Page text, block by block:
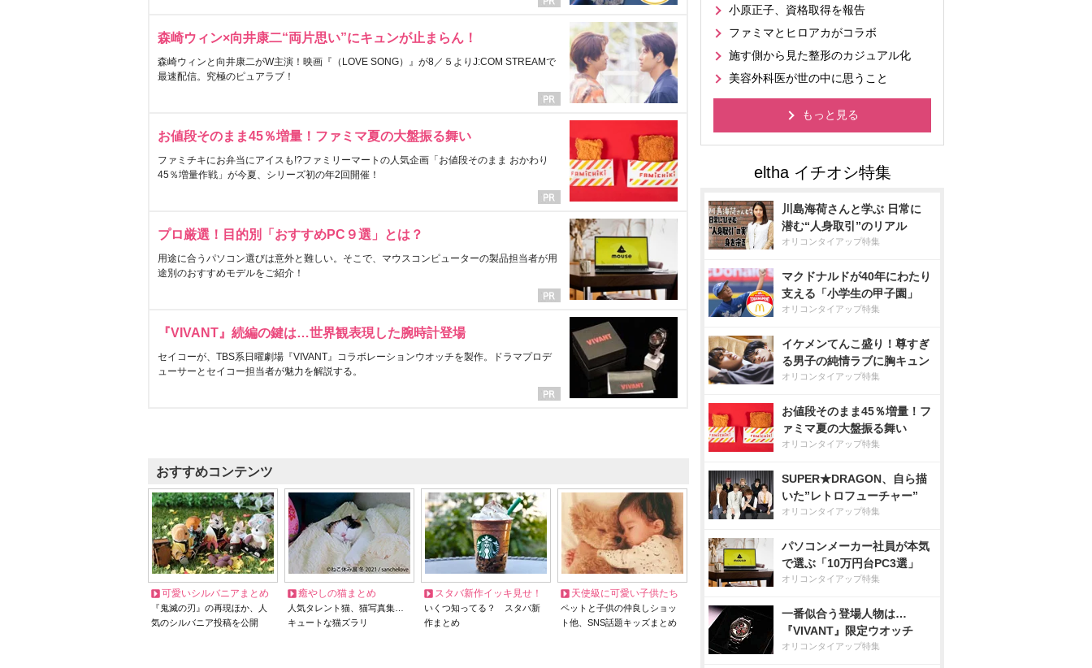
森崎ウィン×向井康二“両片思い”にキュンが止まらん！
森崎ウィンと向井康二がW主演！映画『（LOVE SONG）』が8／５よりJ:COM STREAMで
最速配信。究極のピュアラブ！
お値段そのまま45％増量！ファミマ夏の大盤振る舞い
ファミチキにお弁当にアイスも!?ファミリーマートの人気企画「お値段そのまま おかわり
45％増量作戦」が今夏、シリーズ初の年2回開催！
プロ厳選！目的別「おすすめPC９選」とは？
用途に合うパソコン選びは意外と難しい。そこで、マウスコンピューターの製品担当者が用
途別のおすすめモデルをご紹介！
『VIVANT』続編の鍵は…世界観表現した腕時計登場
セイコーが、TBS系日曜劇場『VIVANT』コラボレーションウオッチを製作。ドラマプロデ
ューサーとセイコー担当者が魅力を解説する。
おすすめコンテンツ
可愛いシルバニアまとめ
『鬼滅の刃』の再現ほか、人
気のシルバニア投稿を公開
癒やしの猫まとめ
人気タレント猫、猫写真集…
キュートな猫ズラリ
スタバ新作イッキ見せ！
いくつ知ってる？ スタバ新
作まとめ
天使級に可愛い子供たち
ペットと子供の仲良しショッ
ト他、SNS話題キッズまとめ
小原正子、資格取得を報告
ファミマとヒロアカがコラボ
施す側から見た整形のカジュアル化
美容外科医が世の中に思うこと
もっと見る
川島海荷さんと学ぶ 日常に
潜む“人身取引”のリアル
オリコンタイアップ特集
マクドナルドが40年にわたり
支える「小学生の甲子園」
オリコンタイアップ特集
イケメンてんこ盛り！尊すぎ
る男子の純情ラブに胸キュン
オリコンタイアップ特集
お値段そのまま45％増量！フ
ァミマ夏の大盤振る舞い
オリコンタイアップ特集
SUPER★DRAGON、自ら描
いた”レトロフューチャー”
オリコンタイアップ特集
パソコンメーカー社員が本気
で選ぶ「10万円台PC3選」
オリコンタイアップ特集
一番似合う登場人物は…
『VIVANT』限定ウオッチ
オリコンタイアップ特集